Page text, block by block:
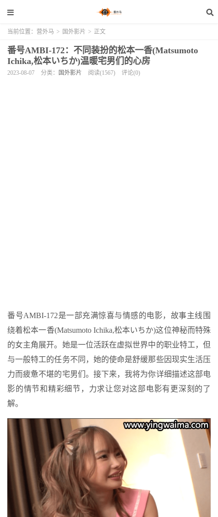
当前位置： 营外马 > 国外影片 > 正文
番号AMBI-172：不同装扮的松本一香(Matsumoto
Ichika,松本いちか)温暖宅男们的心房
2023-08-07 分类： 国外影片 阅读(1567) 评论(0)
番号AMBI-172是一部充满惊喜与情感的电影，故事主线围
绕着松本一香(Matsumoto Ichika,松本いちか)这位神秘而特殊
的女主角展开。她是一位活跃在虚拟世界中的职业特工，但
与一般特工的任务不同，她的使命是舒缓那些因现实生活压
力而疲惫不堪的宅男们。接下来，我将为你详细描述这部电
影的情节和精彩细节，力求让您对这部电影有更深刻的了
解。